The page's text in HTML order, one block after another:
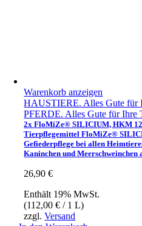
Warenkorb anzeigen
HAUSTIERE. Alles Gute
PFERDE. Alles Gute für
2x FloMiZe® SILICIUM, HKM
Tierpflegemittel FloMiZe®
Gefiederpflege bei allen
Kaninchen und Meerschweinchen
26,90€
Enthält 19% MwSt.
(112,00€ / 1 L)
zzgl.Versand